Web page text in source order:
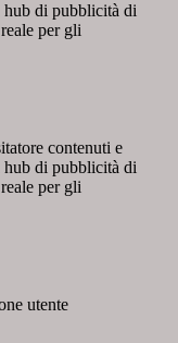
di pubblicità di
per gli
contenuti e
di pubblicità di
per gli
utente